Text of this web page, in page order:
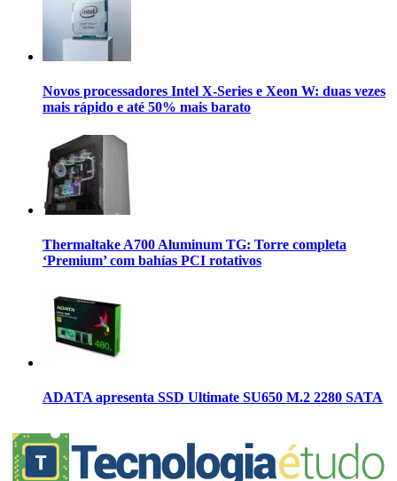
Novos processadores Intel X-Series e Xeon W: duas vezes
mais rápido e até 50% mais barato
Thermaltake A700 Aluminum TG: Torre completa
‘Premium’ com bahías PCI rotativos
ADATA apresenta SSD Ultimate SU650 M.2 2280 SATA